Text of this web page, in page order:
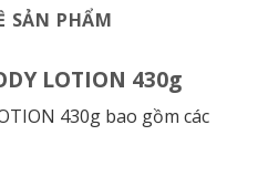
SẢN PHẨM
LOTION 430g
430g bao gồm các